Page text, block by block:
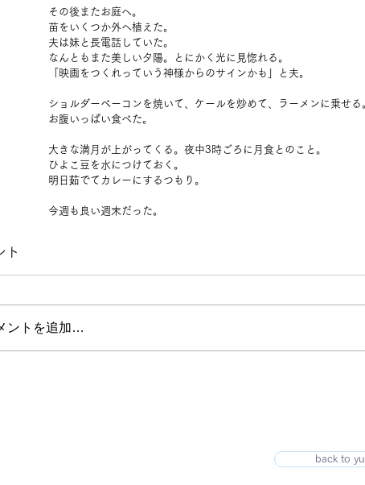
その後またお庭へ。
苗をいくつか外へ植えた。
夫は妹と長電話していた。
なんともまた美しい夕陽。とにかく光に見惚れる。
「映画をつくれっていう神様からのサインかも」と夫。
ショルダーベーコンを焼いて、ケールを炒めて、ラーメンに乗せる
お腹いっぱい食べた。
大きな満月が上がってくる。夜中3時ごろに月食とのこと。
ひよこ豆を水につけておく。
明日茹でてカレーにするつもり。
今週も良い週末だった。
ト
ントを追加…
back to